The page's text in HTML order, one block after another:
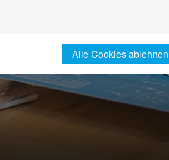
Alle Cookies ablehnen